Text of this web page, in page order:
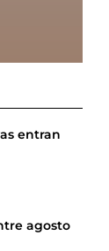
entran
agosto